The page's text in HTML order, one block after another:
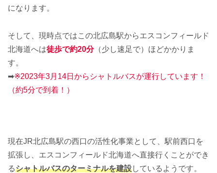
になります。
そして、現時点ではこの北広島駅からエスコンフィールド
北海道へは徒歩で約20分（少し速足で）ほどかかりま
す。
➡※2023年3月14日からシャトルバスが運行しています！
（約5分で到着！）
現在JR北広島駅の西口の活性化事業として、駅前西口を
拡張し、エスコンフィールド北海道へ直接行くことができ
るシャトルバスのターミナルを建設しているようです。